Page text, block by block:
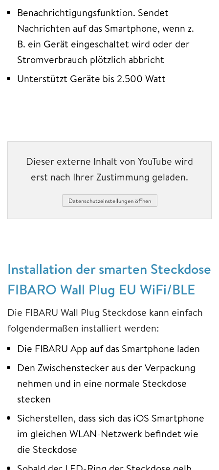
Benachrichtigungsfunktion. Sendet
Nachrichten auf das Smartphone, wenn z.
B. ein Gerät eingeschaltet wird oder der
Stromverbrauch plötzlich abbricht
Unterstützt Geräte bis 2.500 Watt
Dieser externe Inhalt von YouTube wird
erst nach Ihrer Zustimmung geladen.
Datenschutzeinstellungen öffnen
Installation der smarten Steckdose
FIBARO Wall Plug EU WiFi/BLE
Die FIBARU Wall Plug Steckdose kann einfach
folgendermaßen installiert werden:
Die FIBARU App auf das Smartphone laden
Den Zwischenstecker aus der Verpackung
nehmen und in eine normale Steckdose
stecken
Sicherstellen, dass sich das iOS Smartphone
im gleichen WLAN-Netzwerk befindet wie
die Steckdose